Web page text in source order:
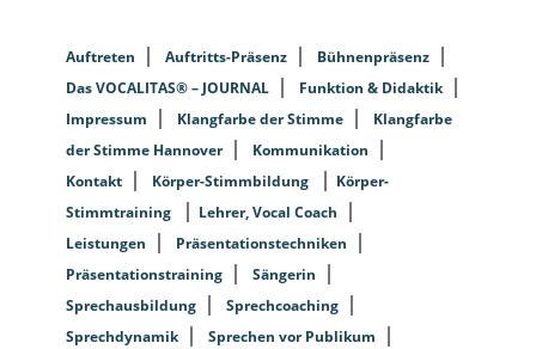
Auftreten Auftritts-Präsenz
Bühnenpräsenz
Das VOCALITAS® – JOURNAL
Funktion & Didaktik
Impressum
Klangfarbe der Stimme
Klangfarbe
der Stimme Hannover
Kommunikation
Kontakt
Körper-Stimmbildung
Körper-
Stimmtraining
Lehrer, Vocal Coach
Leistungen
Präsentationstechniken
Präsentationstraining
Sängerin
Sprechausbildung
Sprechcoaching
Sprechdynamik
Sprechen vor Publikum